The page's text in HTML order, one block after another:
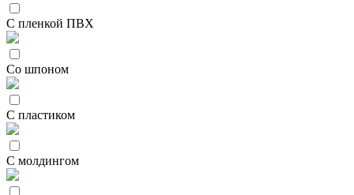
С пленкой ПВХ
Со шпоном
С пластиком
С молдингом